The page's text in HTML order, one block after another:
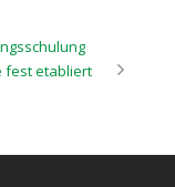
fest etabliert